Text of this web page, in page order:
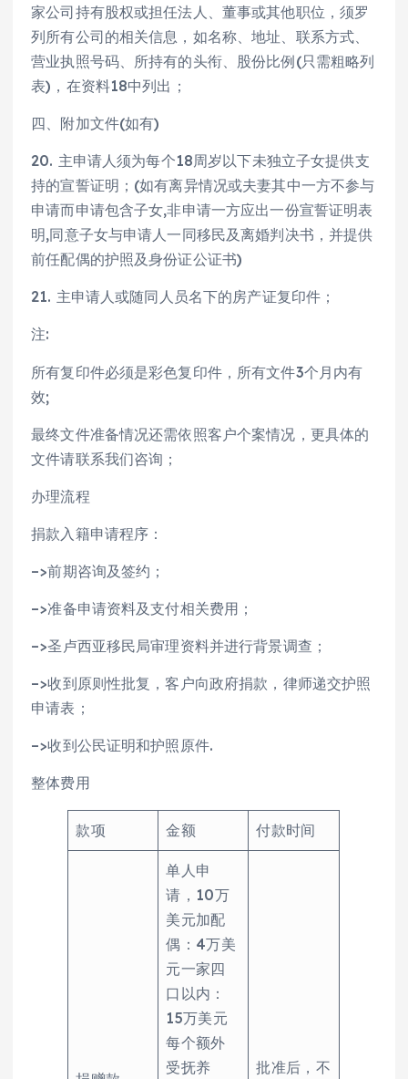
家公司持有股权或担任法人、董事或其他职位，须罗
列所有公司的相关信息，如名称、地址、联系方式、
营业执照号码、所持有的头衔、股份比例(只需粗略列
表)，在资料18中列出；
四、附加文件(如有)
20. 主申请人须为每个18周岁以下未独立子女提供支
持的宣誓证明；(如有离异情况或夫妻其中一方不参与
申请而申请包含子女,非申请一方应出一份宣誓证明表
明,同意子女与申请人一同移民及离婚判决书，并提供
前任配偶的护照及身份证公证书)
21. 主申请人或随同人员名下的房产证复印件；
注:
所有复印件必须是彩色复印件，所有文件3个月内有
效;
最终文件准备情况还需依照客户个案情况，更具体的
文件请联系我们咨询；
办理流程
捐款入籍申请程序：
–>前期咨询及签约；
–>准备申请资料及支付相关费用；
–>圣卢西亚移民局审理资料并进行背景调查；
–>收到原则性批复，客户向政府捐款，律师递交护照
申请表；
–>收到公民证明和护照原件.
整体费用
款项 金额 付款时间
单人申
请，10万
美元加配
偶：4万美
元一家四
口以内：
15万美元
每个额外
受抚养
批准后，不